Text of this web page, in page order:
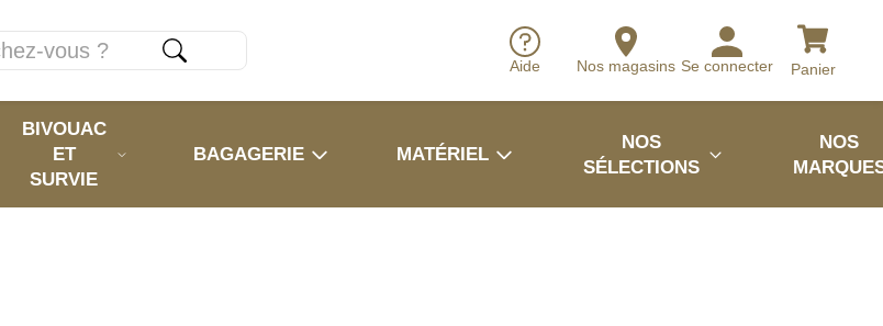
Aide Nos magasins Se connecter Panier
BIVOUAC
ET
SURVIE
BAGAGERIE MATÉRIEL
NOS
SÉLECTIONS
NOS